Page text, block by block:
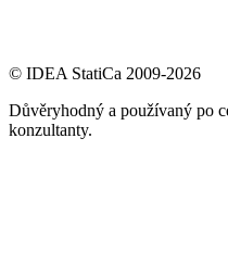
© IDEA StatiCa 2009-2026
Důvěryhodný a používaný po
konzultanty.